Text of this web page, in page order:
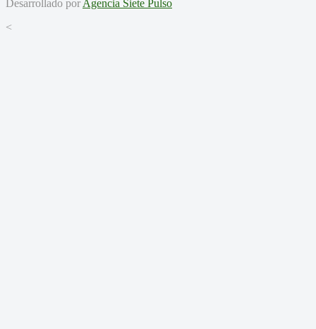
Desarrollado por Agencia Siete Pulso
<